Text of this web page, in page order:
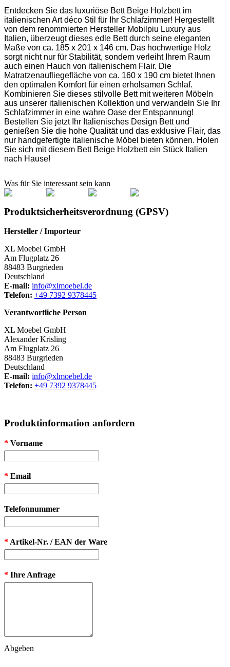
Entdecken Sie das luxuriöse Bett Beige Holzbett im
italienischen Art déco Stil für Ihr Schlafzimmer! Hergestellt
von dem renommierten Hersteller Mobilpiu Luxury aus
Italien, überzeugt dieses edle Bett durch seine eleganten
Maße von ca. 185 x 201 x 146 cm. Das hochwertige Holz
sorgt nicht nur für Stabilität, sondern verleiht Ihrem Raum
auch einen Hauch von italienischem Flair. Die
Matratzenaufliegefläche von ca. 160 x 190 cm bietet Ihnen
den optimalen Komfort für einen erholsamen Schlaf.
Kombinieren Sie dieses stilvolle Bett mit weiteren Möbeln
aus unserer italienischen Kollektion und verwandeln Sie Ihr
Schlafzimmer in eine wahre Oase der Entspannung!
Bestellen Sie jetzt Ihr Italienisches Design Bett und
genießen Sie die hohe Qualität und das exklusive Flair, das
nur handgefertigte italienische Möbel bieten können. Holen
Sie sich mit diesem Bett Beige Holzbett ein Stück Italien
nach Hause!
Was für Sie interessant sein kann
Produktsicherheitsverordnung (GPSV)
Hersteller / Importeur
XL Moebel GmbH
Am Flugplatz 26
88483 Burgrieden
Deutschland
E-mail: info@xlmoebel.de
Telefon: +49 7392 9378445
Verantwortliche Person
XL Moebel GmbH
Alexander Krisling
Am Flugplatz 26
88483 Burgrieden
Deutschland
E-mail: info@xlmoebel.de
Telefon: +49 7392 9378445
Produktinformation anfordern
* Vorname
* Email
Telefonnummer
* Artikel-Nr. / EAN der Ware
* Ihre Anfrage
Abgeben